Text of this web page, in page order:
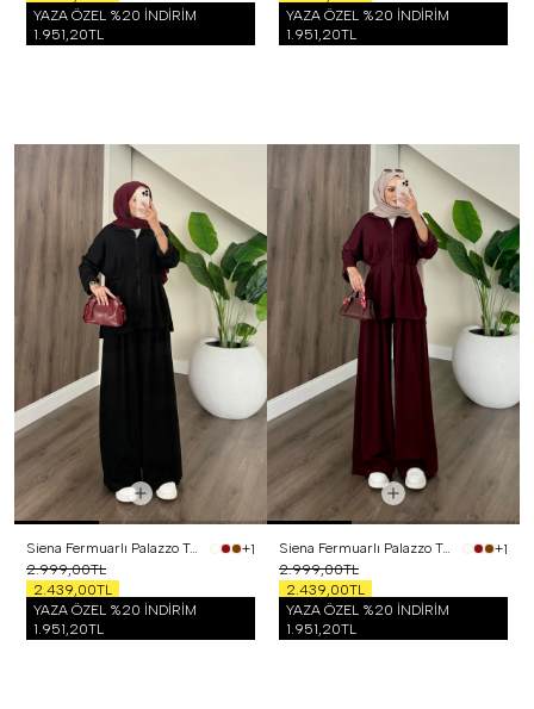
YAZA ÖZEL %20 İNDİRİM
1.951,20TL
YAZA ÖZEL %20 İNDİRİM
1.951,20TL
Siena Fermuarlı Palazzo Takım Siyah
+1
2.999,00TL
2.439,00TL
YAZA ÖZEL %20 İNDİRİM
1.951,20TL
Siena Fermuarlı Palazzo Takım Bordo
+1
2.999,00TL
2.439,00TL
YAZA ÖZEL %20 İNDİRİM
1.951,20TL